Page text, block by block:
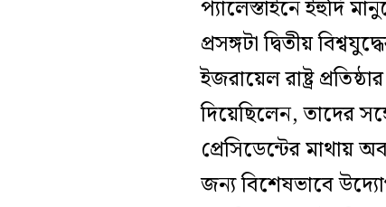
প্যালেস্তাইনে ইহুদি
প্রসঙ্গটা দ্বিতীয়
ইজরায়েল রাষ্ট্র
দিয়েছিলেন, তাদের
প্রেসিডেন্টের মাথায়
জন্য বিশেষভাবে